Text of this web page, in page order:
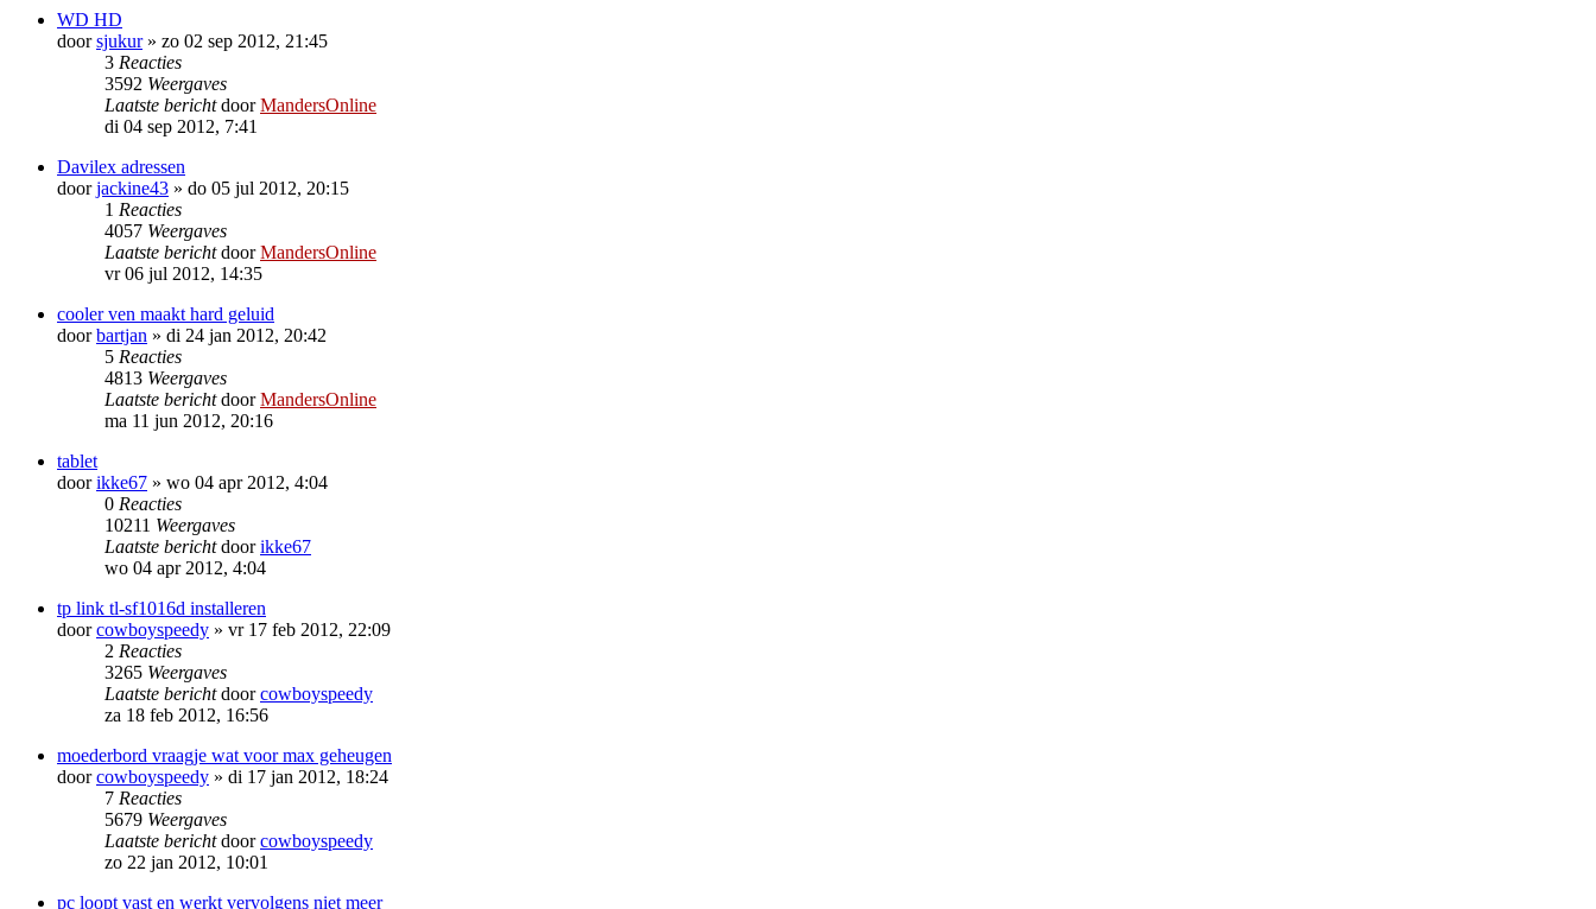
WD HD
doorsjukur» zo 02 sep 2012, 21:45
3 Reacties
3592 Weergaves
Laatste berichtdoorMandersOnline
di 04 sep 2012, 7:41
Davilex adressen
doorjackine43 » do 05 jul 2012, 20:15
1 Reacties
4057 Weergaves
Laatste berichtdoorMandersOnline
vr 06 jul 2012, 14:35
cooler ven maakt hard geluid
doorbartjan » di 24 jan 2012, 20:42
5 Reacties
4813 Weergaves
Laatste berichtdoorMandersOnline
ma 11 jun 2012, 20:16
tablet
doorikke67 » wo 04 apr 2012, 4:04
0 Reacties
10211 Weergaves
Laatste berichtdoorikke67
wo 04 apr 2012, 4:04
tp link tl-sf1016d installeren
doorcowboyspeedy » vr 17 feb 2012, 22:09
2 Reacties
3265 Weergaves
Laatste berichtdoorcowboyspeedy
za 18 feb 2012, 16:56
moederbord vraagje wat voor max geheugen
doorcowboyspeedy » di 17 jan 2012, 18:24
7 Reacties
5679 Weergaves
Laatste berichtdoorcowboyspeedy
zo 22 jan 2012, 10:01
pc loopt vast en werkt vervolgens niet meer